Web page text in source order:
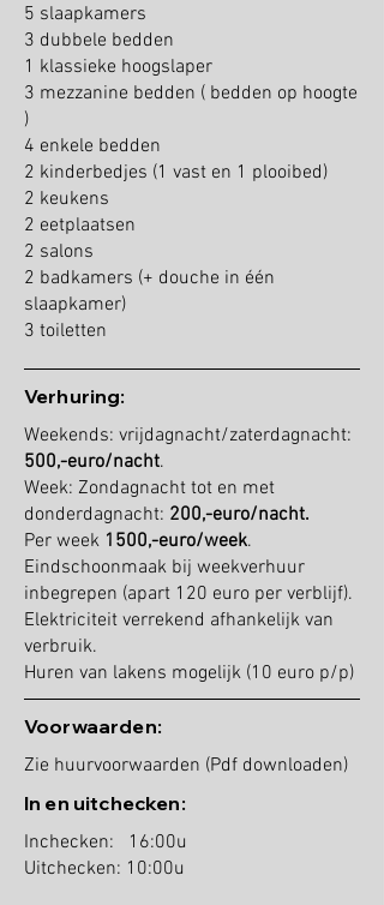
5 slaapkamers
3 dubbele bedden
1 klassieke hoogslaper
3 mezzanine bedden ( bedden op hoogte
)
4 enkele bedden
2 kinderbedjes (1 vast en 1 plooibed)
2 keukens
2 eetplaatsen
2 salons
2 badkamers (+ douche in één
slaapkamer)
3 toiletten
Verhuring:
Weekends: vrijdagnacht/zaterdagnacht:
500,-euro/nacht.
Week: Zondagnacht tot en met
donderdagnacht: 200,-euro/nacht.
Per week 1500,-euro/week.
Eindschoonmaak bij weekverhuur
inbegrepen (apart 120 euro per verblijf).
Elektriciteit verrekend afhankelijk van
verbruik.
Huren van lakens mogelijk (10 euro p/p)
Voorwaarden:
Zie huurvoorwaarden (Pdf downloaden)
In en uitchecken:
Inchecken: 16:00u
Uitchecken: 10:00u